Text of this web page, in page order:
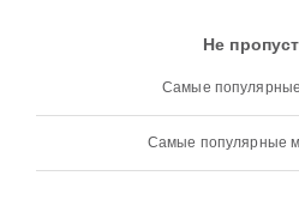
Не
Самые
Самые популярные